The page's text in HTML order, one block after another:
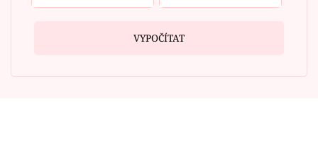
VYPOČÍTAT